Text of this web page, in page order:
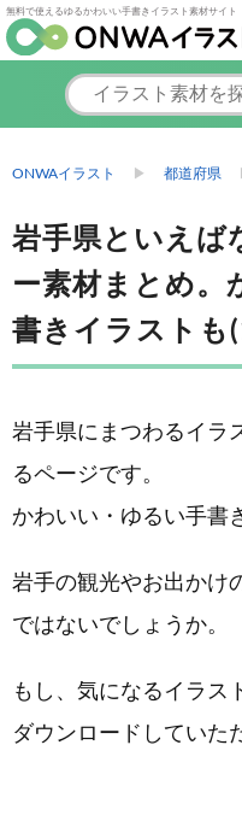
無料で使えるゆるかわいい手書きイラスト素材サイト
ONWAイラスト 都道府県
岩手県といえば
ー素材まとめ。
書きイラストも
岩手県にまつわるイラ
るページです。
かわいい・ゆるい手書
岩手の観光やお出かけ
ではないでしょうか。
もし、気になるイラス
ダウンロードしていた